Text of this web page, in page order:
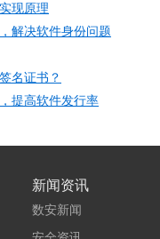
现原理
解决软件身份问题
名证书？
提高软件发行率
新闻资讯
数安新闻